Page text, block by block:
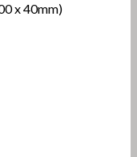
x 40mm)